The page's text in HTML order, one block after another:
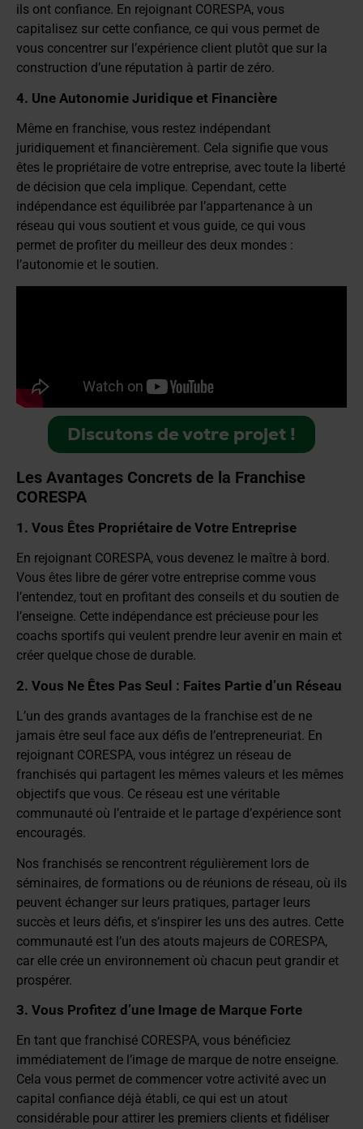
ils ont confiance. En rejoignant CORESPA, vous
capitalisez sur cette confiance, ce qui vous permet de
vous concentrer sur l’expérience client plutôt que sur la
construction d’une réputation à partir de zéro.
4. Une Autonomie Juridique et Financière
Même en franchise, vous restez indépendant
juridiquement et financièrement. Cela signifie que vous
êtes le propriétaire de votre entreprise, avec toute la liberté
de décision que cela implique. Cependant, cette
indépendance est équilibrée par l’appartenance à un
réseau qui vous soutient et vous guide, ce qui vous
permet de profiter du meilleur des deux mondes :
l’autonomie et le soutien.
Discutons de votre projet !
Les Avantages Concrets de la Franchise
CORESPA
1. Vous Êtes Propriétaire de Votre Entreprise
En rejoignant CORESPA, vous devenez le maître à bord.
Vous êtes libre de gérer votre entreprise comme vous
l’entendez, tout en profitant des conseils et du soutien de
l’enseigne. Cette indépendance est précieuse pour les
coachs sportifs qui veulent prendre leur avenir en main et
créer quelque chose de durable.
2. Vous Ne Êtes Pas Seul : Faites Partie d’un Réseau
L’un des grands avantages de la franchise est de ne
jamais être seul face aux défis de l’entrepreneuriat. En
rejoignant CORESPA, vous intégrez un réseau de
franchisés qui partagent les mêmes valeurs et les mêmes
objectifs que vous. Ce réseau est une véritable
communauté où l’entraide et le partage d’expérience sont
encouragés.
Nos franchisés se rencontrent régulièrement lors de
séminaires, de formations ou de réunions de réseau, où ils
peuvent échanger sur leurs pratiques, partager leurs
succès et leurs défis, et s’inspirer les uns des autres. Cette
communauté est l’un des atouts majeurs de CORESPA,
car elle crée un environnement où chacun peut grandir et
prospérer.
3. Vous Profitez d’une Image de Marque Forte
En tant que franchisé CORESPA, vous bénéficiez
immédiatement de l’image de marque de notre enseigne.
Cela vous permet de commencer votre activité avec un
capital confiance déjà établi, ce qui est un atout
considérable pour attirer les premiers clients et fidéliser